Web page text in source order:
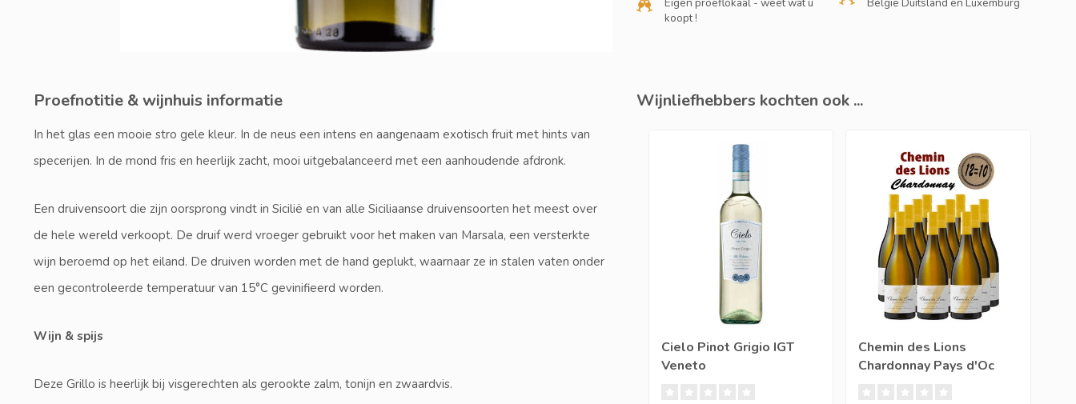
koopt !
Proefnotitie & wijnhuis informatie
In het glas een mooie stro gele kleur. In de neus een intens en aangenaam exotisch fruit met hints van
specerijen. In de mond fris en heerlijk zacht, mooi uitgebalanceerd met een aanhoudende afdronk.
Een druivensoort die zijn oorsprong vindt in Sicilië en van alle Siciliaanse druivensoorten het meest over
de hele wereld verkoopt. De druif werd vroeger gebruikt voor het maken van Marsala, een versterkte
wijn beroemd op het eiland. De druiven worden met de hand geplukt, waarnaar ze in stalen vaten onder
een gecontroleerde temperatuur van 15°C gevinifieerd worden.
Wijn & spijs
Deze Grillo is heerlijk bij visgerechten als gerookte zalm, tonijn en zwaardvis.
Wijnliefhebbers kochten ook ...
Cielo Pinot Grigio IGT
Veneto
Chemin des Lions
Chardonnay Pays d'Oc